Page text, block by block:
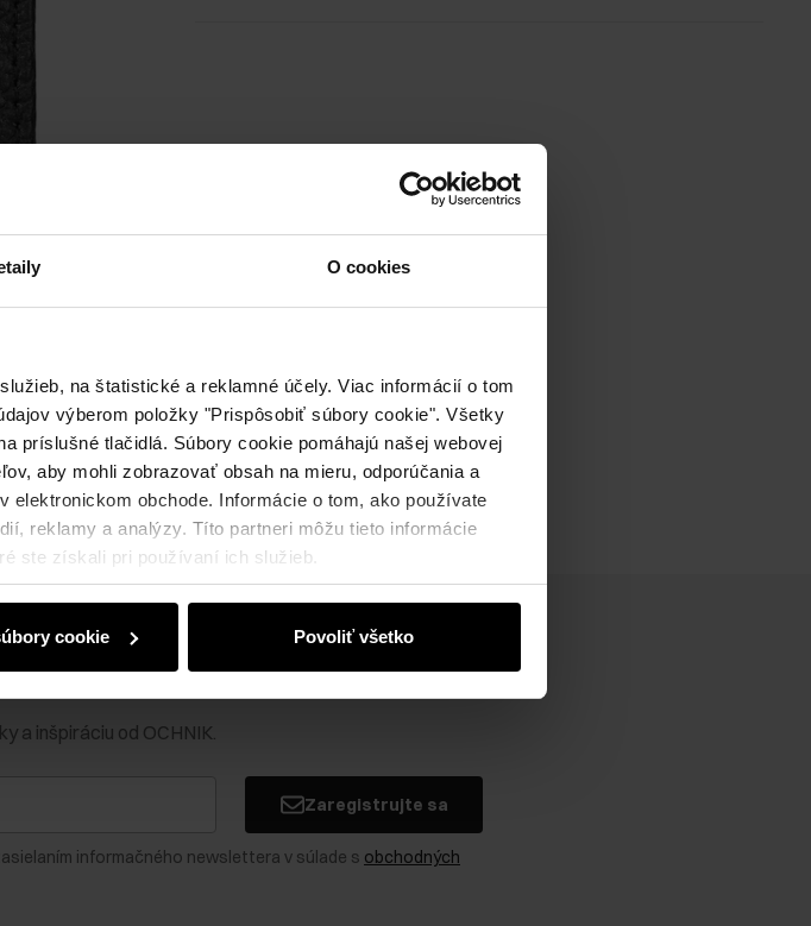
O cookies
na štatistické a reklamné účely. Viac informácií o tom
výberom položky "Prispôsobiť súbory cookie". Všetky
príslušné tlačidlá. Súbory cookie pomáhajú našej webovej
aby mohli zobrazovať obsah na mieru, odporúčania a
obchode. Informácie o tom, ako používate
reklamy a analýzy. Títo partneri môžu tieto informácie
ste získali pri používaní ich služieb.
cookie Povoliť všetko
a inšpiráciu od OCHNIK.
Zaregistrujte sa
informačného newslettera v súlade s obchodných